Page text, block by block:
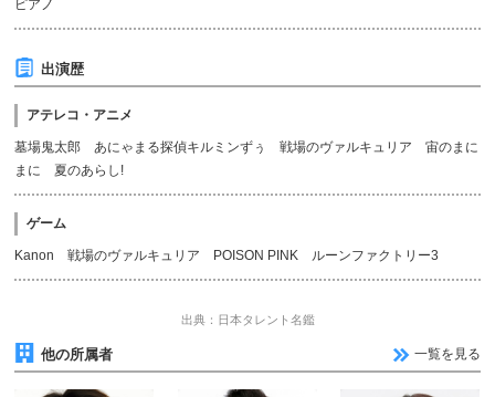
ピアノ
出演歴
アテレコ・アニメ
墓場鬼太郎 あにゃまる探偵キルミンずぅ 戦場のヴァルキュリア 宙のまに
まに 夏のあらし!
ゲーム
Kanon 戦場のヴァルキュリア POISON PINK ルーンファクトリー3
出典：日本タレント名鑑
他の所属者 一覧を見る